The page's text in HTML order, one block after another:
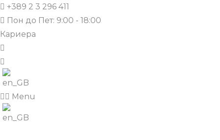
+389 2 3 296 411
Пон до Пет: 9:00 - 18:00
Кариера
Menu